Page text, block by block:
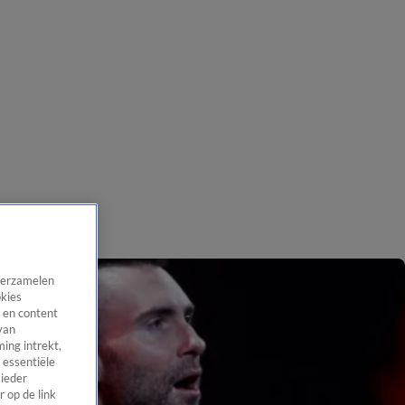
en content
intrekt,
op de link